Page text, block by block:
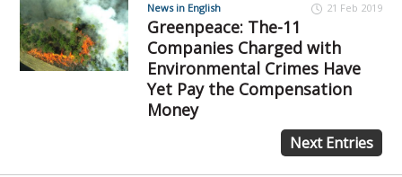
News in English 21 Feb 2019
Greenpeace: The-11
Companies Charged with
Environmental Crimes Have
Yet Pay the Compensation
Money
Next Entries